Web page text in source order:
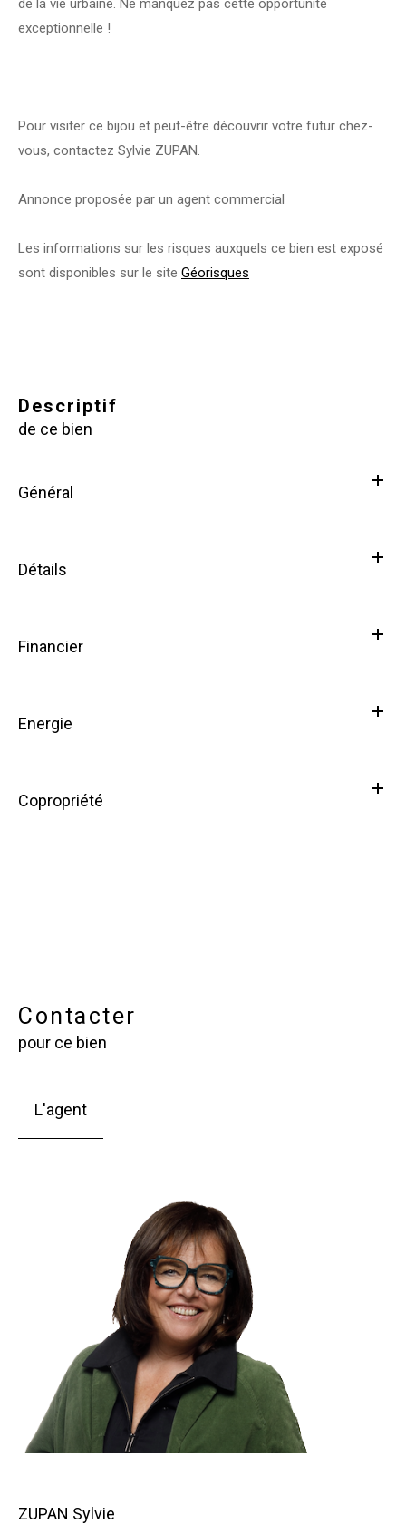
exceptionnelle !
Pour visiter ce bijou et peut-être découvrir votre futur chez-
vous, contactez Sylvie ZUPAN.
Annonce proposée par un agent commercial
Les informations sur les risques auxquels ce bien est exposé
sont disponibles sur le site Géorisques
descriptif
de ce bien
Général
Détails
Financier
Energie
Copropriété
Contacter
pour ce bien
L'agent
ZUPAN Sylvie